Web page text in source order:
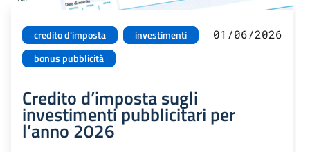
credito d'imposta
investimenti
bonus pubblicità
01/06/2026
Credito d’imposta sugli
investimenti pubblicitari per
l’anno 2026